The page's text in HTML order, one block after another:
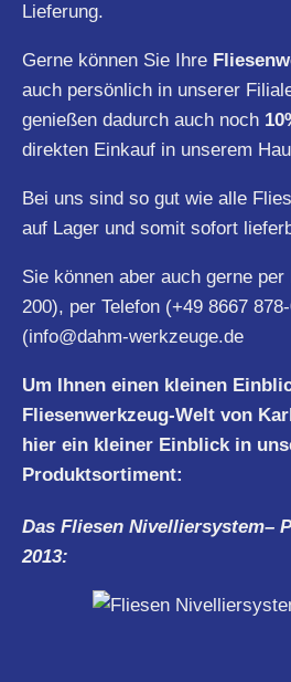
Lieferung.
Gerne können Sie Ihre
auch persönlich in unserer
genießen dadurch auch noch
direkten Einkauf in unserem
Bei uns sind so gut wie alle
auf Lager und somit sofort
Sie können aber auch gerne
200), per Telefon (+49 8667
(info@dahm-werkzeuge.de
Um Ihnen einen kleinen
Fliesenwerkzeug-Welt von
hier ein kleiner Einblick in
Produktsortiment:
Das Fliesen Nivelliersystem–
2013: